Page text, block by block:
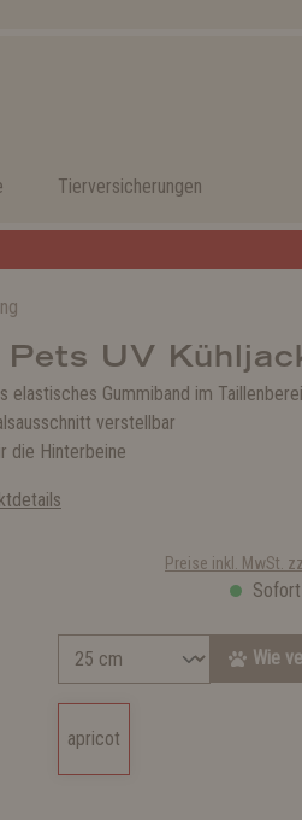
Tierversicherungen
Pets UV
elastisches Gummiband im
verstellbar
die Hinterbeine
Preise inkl. MwSt.
Wie
apricot